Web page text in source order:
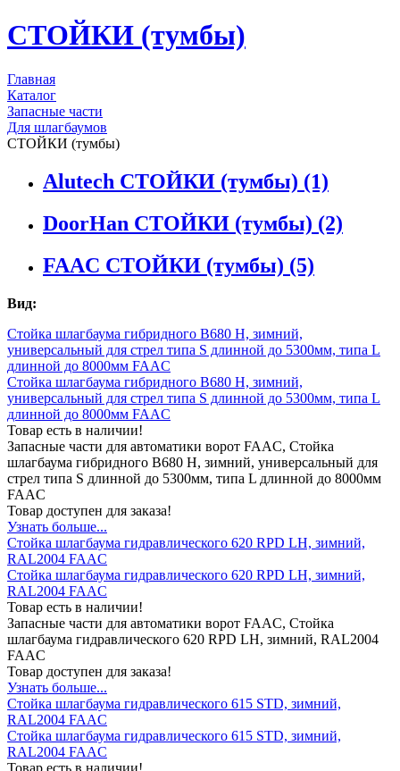
СТОЙКИ (тумбы)
Главная
Каталог
Запасные части
Для шлагбаумов
СТОЙКИ (тумбы)
Alutech СТОЙКИ (тумбы) (1)
DoorHan СТОЙКИ (тумбы) (2)
FAAC СТОЙКИ (тумбы) (5)
Вид:
Стойка шлагбаума гибридного В680 Н, зимний,
универсальный для стрел типа S длинной до 5300мм, типа L
длинной до 8000мм FAAC
Стойка шлагбаума гибридного В680 Н, зимний,
универсальный для стрел типа S длинной до 5300мм, типа L
длинной до 8000мм FAAC
Товар есть в наличии!
Запасные части для автоматики ворот FAAC, Стойка
шлагбаума гибридного В680 Н, зимний, универсальный для
стрел типа S длинной до 5300мм, типа L длинной до 8000мм
FAAC
Товар доступен для заказа!
Узнать больше...
Стойка шлагбаума гидравлического 620 RPD LH, зимний,
RAL2004 FAAC
Стойка шлагбаума гидравлического 620 RPD LH, зимний,
RAL2004 FAAC
Товар есть в наличии!
Запасные части для автоматики ворот FAAC, Стойка
шлагбаума гидравлического 620 RPD LH, зимний, RAL2004
FAAC
Товар доступен для заказа!
Узнать больше...
Стойка шлагбаума гидравлического 615 STD, зимний,
RAL2004 FAAC
Стойка шлагбаума гидравлического 615 STD, зимний,
RAL2004 FAAC
Товар есть в наличии!